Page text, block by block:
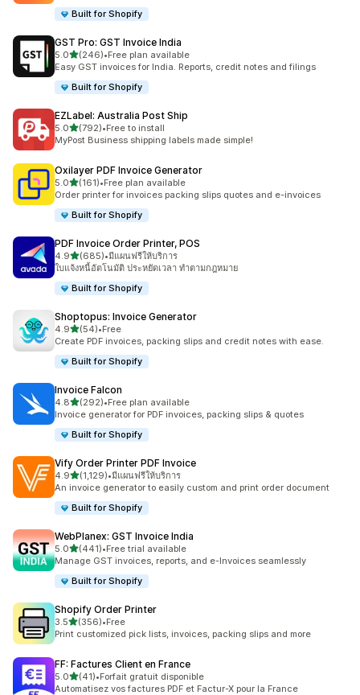
Built for Shopify
GST Pro: GST Invoice India
5.0เต็ม 5 ดาว
(246)
ทั้งหมด 246 รีวิว
•Free plan available
Easy GST invoices for India. Reports, credit notes and filings
Built for Shopify
EZLabel: Australia Post Ship
5.0เต็ม 5 ดาว
(792)
ทั้งหมด 792 รีวิว
•Free to install
MyPost Business shipping labels made simple!
Oxilayer PDF Invoice Generator
5.0เต็ม 5 ดาว
(161)
ทั้งหมด 161 รีวิว
•Free plan available
Order printer for invoices packing slips quotes and e-invoices
Built for Shopify
PDF Invoice Order Printer, POS
4.9เต็ม 5 ดาว
(685)
ทั้งหมด 685 รีวิว
•มีแผนฟรีให้บริการ
ใบแจ้งหนี้อัตโนมัติ ประหยัดเวลา ทำตามกฎหมาย
Built for Shopify
Shoptopus: Invoice Generator
4.9เต็ม 5 ดาว
(54)
ทั้งหมด 54 รีวิว
•Free
Create PDF invoices, packing slips and credit notes with ease.
Built for Shopify
Invoice Falcon
4.8เต็ม 5 ดาว
(292)
ทั้งหมด 292 รีวิว
•Free plan available
Invoice generator for PDF invoices, packing slips & quotes
Built for Shopify
Vify Order Printer PDF Invoice
4.9เต็ม 5 ดาว
(1,129)
ทั้งหมด 1129 รีวิว
•มีแผนฟรีให้บริการ
An invoice generator to easily custom and print order document
Built for Shopify
WebPlanex: GST Invoice India
5.0เต็ม 5 ดาว
(441)
ทั้งหมด 441 รีวิว
•Free trial available
Manage GST invoices, reports, and e-Invoices seamlessly
Built for Shopify
Shopify Order Printer
3.5เต็ม 5 ดาว
(356)
ทั้งหมด 356 รีวิว
•Free
Print customized pick lists, invoices, packing slips and more
FF: Factures Client en France
5.0เต็ม 5 ดาว
(41)
ทั้งหมด 41 รีวิว
•Forfait gratuit disponible
Automatisez vos factures PDF et Factur-X pour la France